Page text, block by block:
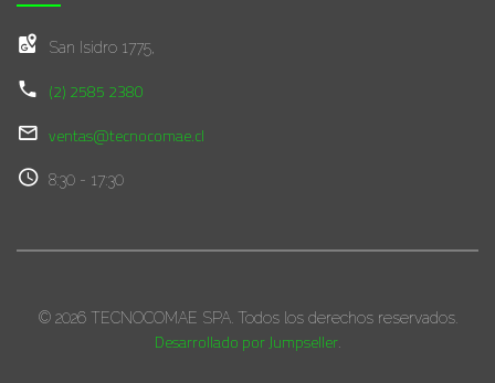
San Isidro 1775,
(2) 2585 2380
ventas@tecnocomae.cl
8:30 - 17:30
© 2026 TECNOCOMAE SPA. Todos los derechos reservados.
Desarrollado por Jumpseller